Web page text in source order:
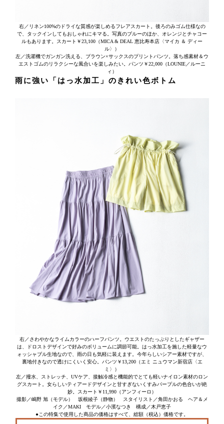
右／リネン100%のドライな質感が楽しめるフレアスカート。後ろのみゴム仕様なの
で、タックインしてもおしゃれにキマる。写真のブルーのほか、オレンジとチャコー
ルもあります。スカート￥23,100（MICA & DEAL 恵比寿本店〈マイカ ＆ ディー
ル〉）
左／洗濯機でガンガン洗える、ブラウン×サックスのプリントパンツ。落ち感素材＆ウ
エストゴムのリラクシーな風合いを楽しみたい。パンツ￥22,000（LOUNIE／ルーニ
ィ）
雨に強い「はっ水加工」のきれい色ボトム
右／さわやかなライムカラーのハーフパンツ。ウエストのたっぷりとしたギャザー
は、ドロストデザインで好みのボリュームに調節可能。はっ水加工を施した軽量なウ
ォッシャブル生地なので、雨の日も気軽に装えます。今年らしいシアー素材ですが、
裏地付きなので透けにくいく安心。パンツ￥13,200（エミ ニュウマン新宿店〈エ
ミ〉）
左／撥水、ストレッチ、UVケア、接触冷感と機能的でとても軽いナイロン素材のロン
グスカート。女らしいティアードデザインと甘すぎないくすみパープルの色合いが絶
妙。スカート￥11,990（アンフィーロ）
撮影／嶋野 旭（モデル） 坂根綾子（静物） スタイリスト／角田かおる ヘア＆メ
イク／MAKI モデル／小濱なつき 構成／木戸恵子
●この特集で使用した商品の価格はすべて、総額（税込）価格です。